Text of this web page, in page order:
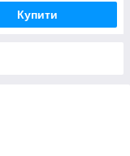
Купити